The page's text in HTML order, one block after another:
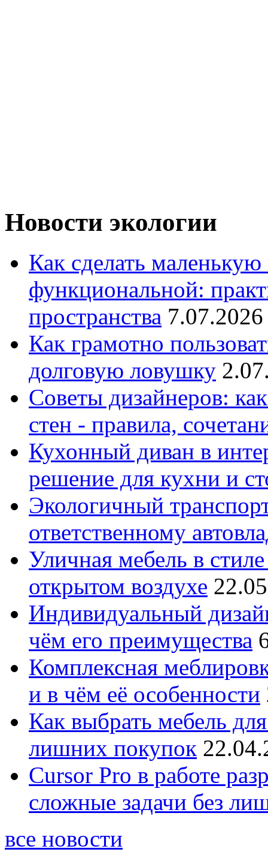
Новости экологии
Как сделать
функциональной:
пространства
Как грамотно
долговую ловушку
Советы дизайнеров:
стен - правила,
Кухонный диван в
решение для кухни и
Экологичный
ответственному
Уличная мебель в
открытом воздухе
Индивидуальный
чём его преимущества
Комплексная
и в чём её особенности
Как выбрать мебель
лишних покупок
Cursor Pro в работе
сложные задачи без
все новости